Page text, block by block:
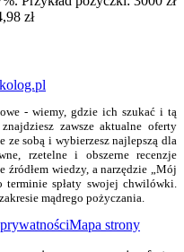
zł
- wiemy, gdzie ich szukać i tą
zawsze aktualne oferty
ze sobą i wybierzesz najlepszą dla
rzetelne i obszerne recenzje
źródłem wiedzy, a narzędzie „Mój
spłaty swojej chwilówki.
mądrego pożyczania.
Mapa strony